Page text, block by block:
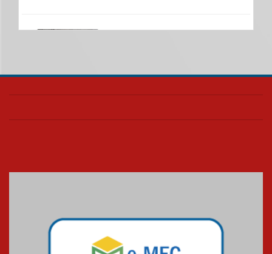
realizará nova edição da Feira
04.08.2026